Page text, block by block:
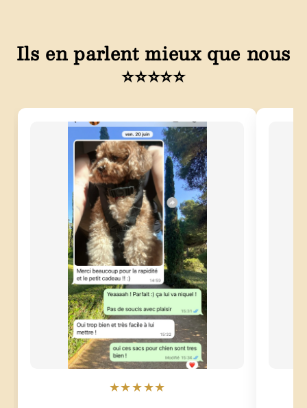
Ils en parlent mieux que nous
⭐⭐⭐⭐⭐
★★★★★